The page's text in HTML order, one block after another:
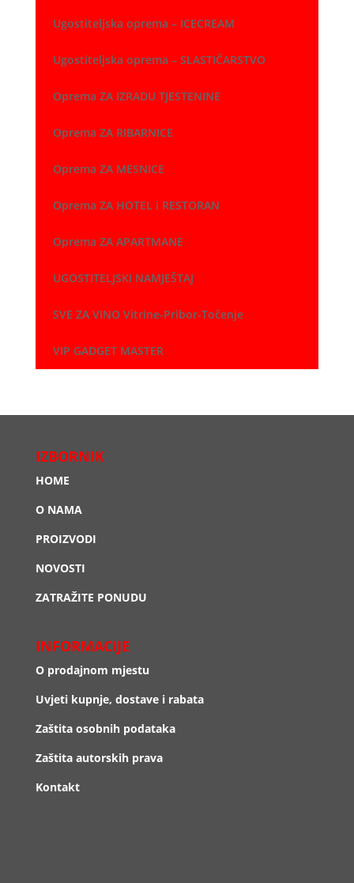
Ugostiteljska oprema – ICECREAM
Ugostiteljska oprema – SLASTIČARSTVO
Oprema ZA IZRADU TJESTENINE
Oprema ZA RIBARNICE
Oprema ZA MESNICE
Oprema ZA HOTEL i RESTORAN
Oprema ZA APARTMANE
UGOSTITELJSKI NAMJEŠTAJ
SVE ZA VINO Vitrine-Pribor-Točenje
VIP GADGET MASTER
IZBORNIK
HOME
O NAMA
PROIZVODI
NOVOSTI
ZATRAŽITE PONUDU
INFORMACIJE
O prodajnom mjestu
Uvjeti kupnje, dostave i rabata
Zaštita osobnih podataka
Zaštita autorskih prava
Kontakt